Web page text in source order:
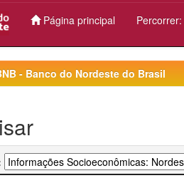
Página principal Percorrer:
- Banco do Nordeste do Brasil